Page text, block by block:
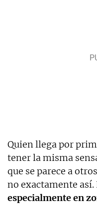
Quien llega por
tener la misma
que se parece a
no exactamente así.
especialmente en